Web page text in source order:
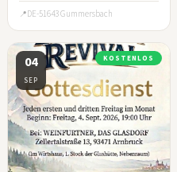
DE-51643 Gummersbach
04
SEP
KOSTENLOS